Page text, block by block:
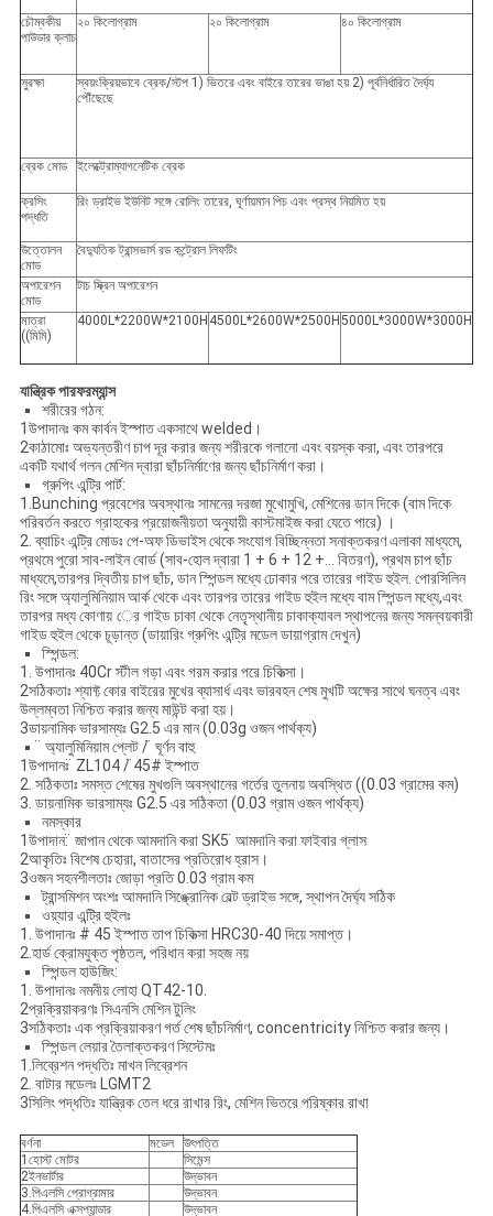
চৌম্বকীয়
পাউডার ক্লাচ
২০ কিলোগ্রাম ২০ কিলোগ্রাম ৪০ কিলোগ্রাম
সুরক্ষা
স্বয়ংক্রিয়ভাবে ব্রেক/স্টপ 1) ভিতরে এবং বাইরে তারের ভাঙা হয় 2) পূর্বনির্ধারিত দৈর্ঘ্য
পৌঁছেছে
ব্রেক মোড ইলেক্ট্রোম্যাগনেটিক ব্রেক
ক্রসিং
পদ্ধতি
রিং ড্রাইভ ইউনিট সঙ্গে রোলিং তারের, ঘূর্ণায়মান পিচ এবং প্রস্থ নিয়মিত হয়
উত্তোলন
মোড
বৈদ্যুতিক ট্রান্সভার্স রড কন্ট্রোল লিফটিং
অপারেশন
মোড
টাচ স্ক্রিন অপারেশন
মাত্রা
((মিমি)
4000L*2200W*2100H 4500L*2600W*2500H 5000L*3000W*3000H
যান্ত্রিক পারফরম্যান্স
শরীরের গঠন:
1উপাদানঃ কম কার্বন ইস্পাত একসাথে welded।
2কাঠামোঃ অভ্যন্তরীণ চাপ দূর করার জন্য শরীরকে গলানো এবং বয়স্ক করা, এবং তারপরে
একটি যথার্থ গলন মেশিন দ্বারা ছাঁচনির্মাণের জন্য ছাঁচনির্মাণ করা।
গ্রুপিং এন্ট্রি পার্ট:
1.Bunching প্রবেশের অবস্থানঃ সামনের দরজা মুখোমুখি, মেশিনের ডান দিকে (বাম দিকে
পরিবর্তন করতে গ্রাহকের প্রয়োজনীয়তা অনুযায়ী কাস্টমাইজ করা যেতে পারে) ।
2. ব্যাচিং এন্ট্রি মোডঃ পে-অফ ডিভাইস থেকে সংযোগ বিচ্ছিন্নতা সনাক্তকরণ এলাকা মাধ্যমে,
প্রথমে পুরো সাব-লাইন বোর্ড (সাব-হোল দ্বারা 1 + 6 + 12 +... বিতরণ), প্রথম চাপ ছাঁচ
মাধ্যমে,তারপর দ্বিতীয় চাপ ছাঁচ, ডান স্পিন্ডল মধ্যে ঢোকার পরে তারের গাইড হুইল. পোরসিলিন
রিং সঙ্গে অ্যালুমিনিয়াম আর্ক থেকে এবং তারপর তারের গাইড হুইল মধ্যে বাম স্পিন্ডল মধ্যে,এবং
তারপর মধ্য কোণায় ের গাইড চাকা থেকে নেতৃস্থানীয় চাকাক্যাবল স্থাপনের জন্য সমন্বয়কারী
গাইড হুইল থেকে চূড়ান্ত (ডায়ারিং গ্রুপিং এন্ট্রি মডেল ডায়াগ্রাম দেখুন)
স্পিন্ডল:
1. উপাদানঃ 40Cr স্টীল গড়া এবং গরম করার পরে চিকিত্সা।
2সঠিকতাঃ শ্যাফ্ট কোর বাইরের মুখের ব্যাসার্ধ এবং ভারবহন শেষ মুখটি অক্ষের সাথে ঘনত্ব এবং
উল্লম্বতা নিশ্চিত করার জন্য মাউন্ট করা হয়।
3ডায়নামিক ভারসাম্যঃ G2.5 এর মান (0.03g ওজন পার্থক্য)
̈ অ্যালুমিনিয়াম প্লেট / ̈ ঘূর্ণন বাহু
1উপাদানঃ ̈ ZL104 / ̈45# ইস্পাত
2. সঠিকতাঃ সমস্ত শেষের মুখগুলি অবস্থানের গর্তের তুলনায় অবস্থিত ((0.03 গ্রামের কম)
3. ডায়নামিক ভারসাম্যঃ G2.5 এর সঠিকতা (0.03 গ্রাম ওজন পার্থক্য)
নমস্কার
1উপাদান: ̈ জাপান থেকে আমদানি করা SK5 ̈ আমদানি করা ফাইবার গ্লাস
2আকৃতিঃ বিশেষ চেহারা, বাতাসের প্রতিরোধ হ্রাস।
3ওজন সহনশীলতাঃ জোড়া প্রতি 0.03 গ্রাম কম
ট্রান্সমিশন অংশঃ আমদানি সিঙ্ক্রোনিক বেল্ট ড্রাইভ সঙ্গে, স্থাপন দৈর্ঘ্য সঠিক
ওয়্যার এন্ট্রি হুইলঃ
1. উপাদানঃ # 45 ইস্পাত তাপ চিকিত্সা HRC30-40 দিয়ে সমাপ্ত।
2.হার্ড ক্রোমযুক্ত পৃষ্ঠতল, পরিধান করা সহজ নয়
স্পিন্ডল হাউজিং:
1. উপাদানঃ নমনীয় লোহা QT42-10.
2প্রক্রিয়াকরণঃ সিএনসি মেশিন টুলিং
3সঠিকতাঃ এক প্রক্রিয়াকরণ গর্ত শেষ ছাঁচনির্মাণ, concentricity নিশ্চিত করার জন্য।
স্পিন্ডল লেয়ার তৈলাক্তকরণ সিস্টেমঃ
1.লিব্রেশন পদ্ধতিঃ মাখন লিব্রেশন
2. বাটার মডেলঃ LGMT2
3সিলিং পদ্ধতিঃ যান্ত্রিক তেল ধরে রাখার রিং, মেশিন ভিতরে পরিষ্কার রাখা
বর্ণনা মডেল
উৎপত্তি
1হোস্ট মোটর
সিমেন্স
2ইনভার্টার
উদ্ভাবন
3.পিএলসি প্রোগ্রামার
উদ্ভাবন
4.পিএলসি এক্সপ্যান্ডার
উদ্ভাবন